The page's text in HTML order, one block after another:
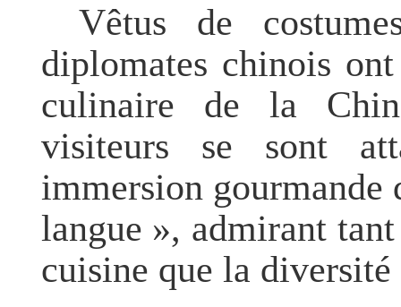
Vêtus de
diplomates chinois
culinaire de la
visiteurs se sont
immersion gourmande
langue », admirant
cuisine que la diversité